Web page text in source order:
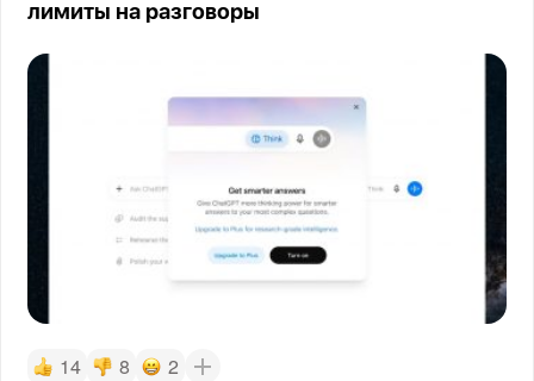
лимиты на разговоры
14 8 2